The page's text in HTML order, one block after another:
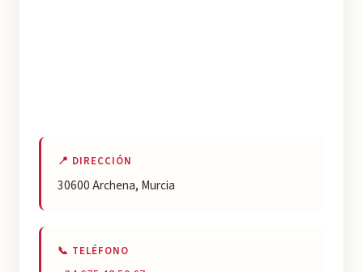
📍 DIRECCIÓN
30600 Archena, Murcia
📞 TELÉFONO